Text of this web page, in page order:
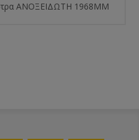
ΑΝΟΞΕΙΔΩΤΗ 1968ΜΜ